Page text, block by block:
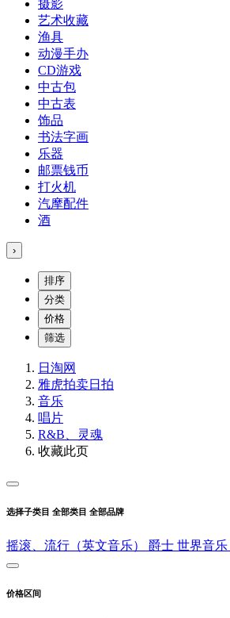
摄影
艺术收藏
渔具
动漫手办
CD游戏
中古包
中古表
饰品
书法字画
乐器
邮票钱币
打火机
汽摩配件
酒
›
排序
分类
价格
筛选
日淘网
雅虎拍卖日拍
音乐
唱片
R&B、灵魂
收藏此页
选择子类目 全部类目 全部品牌
摇滚、流行（英文音乐） 爵士 世界音乐
价格区间